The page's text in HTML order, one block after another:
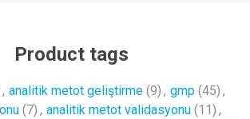
Product tags
, analitik metot geliştirme (9) , gmp (45) ,
(7) , analitik metot validasyonu (11) ,